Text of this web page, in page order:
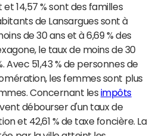
14,57 % sont des familles
de Lansargues sont à
de 30 ans et à 6,69 % des
le taux de moins de 30
Avec 51,43 % de personnes de
les femmes sont plus
Concernant les impôts
débourser d'un taux de
et 42,61 % de taxe foncière. La